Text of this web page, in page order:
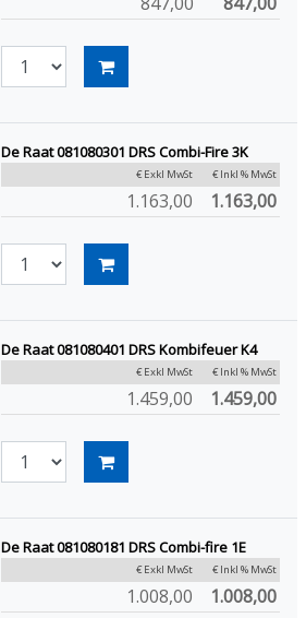
De Raat 081080301 DRS Combi-Fire 3K
€ Exkl MwSt € Inkl % MwSt
1.163,00 1.163,00
De Raat 081080401 DRS Kombifeuer K4
€ Exkl MwSt € Inkl % MwSt
1.459,00 1.459,00
De Raat 081080181 DRS Combi-fire 1E
€ Exkl MwSt € Inkl % MwSt
1.008,00 1.008,00